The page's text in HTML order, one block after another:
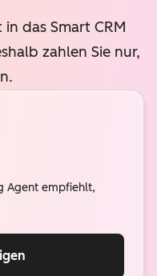
das Smart CRM
zahlen Sie nur,
Agent empfiehlt,